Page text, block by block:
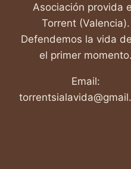
LA
ELA
Asociación provida
Torrent (Valencia).
Defendemos la vida
el primer momento.
Email: